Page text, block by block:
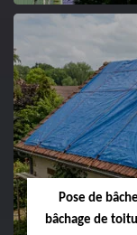
Pose de
bâchage de